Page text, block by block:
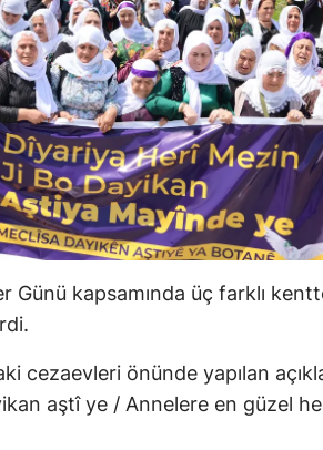
Günü kapsamında üç farklı
cezaevleri önünde yapılan
aştî ye / Annelere en güzel